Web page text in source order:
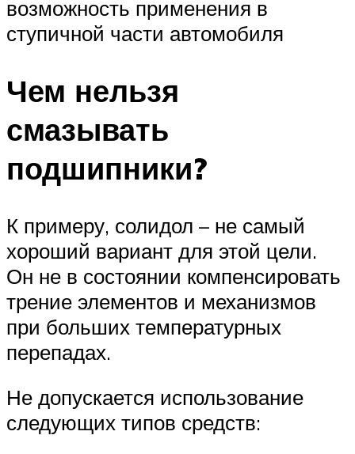
возможность применения в
ступичной части автомобиля
Чем нельзя
смазывать
подшипники?
К примеру, солидол – не самый
хороший вариант для этой цели.
Он не в состоянии компенсировать
трение элементов и механизмов
при больших температурных
перепадах.
Не допускается использование
следующих типов средств: